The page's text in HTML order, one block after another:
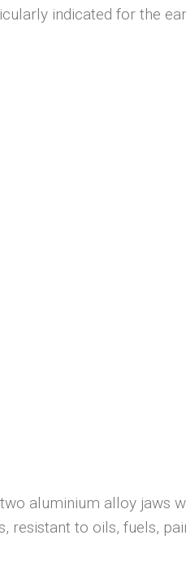
indicated for the
aluminium alloy jaws
resistant to oils, fuels,